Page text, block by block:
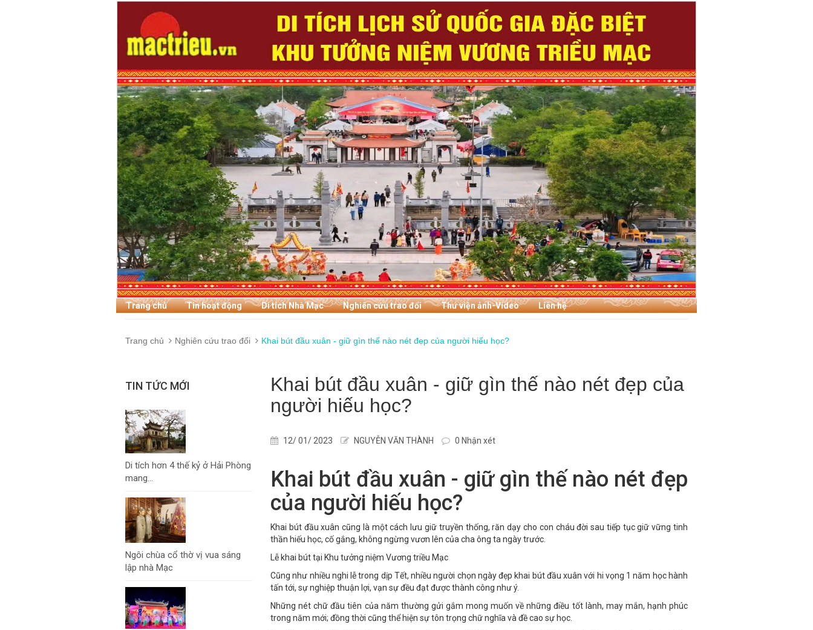
Trang chủ Tin hoạt động Di tích Nhà Mạc Nghiên cứu trao đổi Thư viện ảnh-Video Liên hệ
Trang chủ Nghiên cứu trao đổi Khai bút đầu xuân - giữ gìn thế nào nét đẹp của người hiếu học?
TIN TỨC MỚI
Di tích hơn 4 thế kỷ ở Hải Phòng
mang...
Ngôi chùa cổ thờ vị vua sáng
lập nhà Mạc
Khai bút đầu xuân - giữ gìn thế nào nét đẹp của
người hiếu học?
12/ 01/ 2023 NGUYỄN VĂN THÀNH 0 Nhận xét
Khai bút đầu xuân - giữ gìn thế nào nét đẹp
của người hiếu học?
Khai bút đầu xuân cũng là một cách lưu giữ truyền thống, răn dạy cho con cháu đời sau tiếp tục giữ vững tinh
thần hiếu học, cố gắng, không ngừng vươn lên của cha ông ta ngày trước.
Lễ khai bút tại Khu tưởng niệm Vương triều Mạc
Cũng như nhiều nghi lễ trong dịp Tết, nhiều người chọn ngày đẹp khai bút đầu xuân với hi vọng 1 năm học hành
tấn tới, sự nghiệp thuận lợi, vạn sự đều đạt được thành công như ý.
Những nét chữ đầu tiên của năm thường gửi gắm mong muốn về những điều tốt lành, may mắn, hạnh phúc
trong năm mới; đồng thời cũng thể hiện sự tôn trọng chữ nghĩa và đề cao sự học.